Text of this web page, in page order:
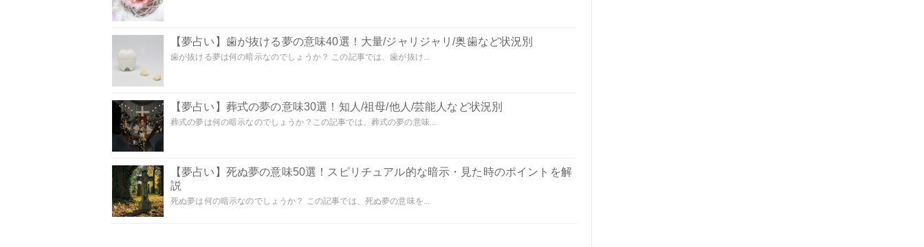
【夢占い】歯が抜ける夢の意味40選！大量/ジャリジャリ/奥歯など状況別
歯が抜ける夢は何の暗示なのでしょうか？ この記事では、歯が抜け...
【夢占い】葬式の夢の意味30選！知人/祖母/他人/芸能人など状況別
葬式の夢は何の暗示なのでしょうか？この記事では、葬式の夢の意味...
【夢占い】死ぬ夢の意味50選！スピリチュアル的な暗示・見た時のポイントを解
説
死ぬ夢は何の暗示なのでしょうか？ この記事では、死ぬ夢の意味を...